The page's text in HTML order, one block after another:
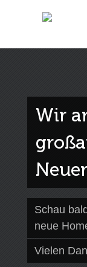
Wir
Schau
neue
Vielen